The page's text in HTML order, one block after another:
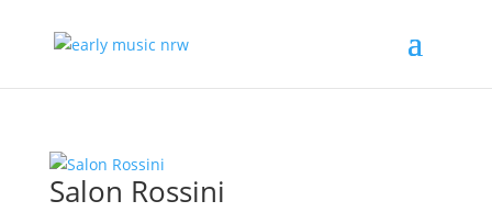
Salon Rossini